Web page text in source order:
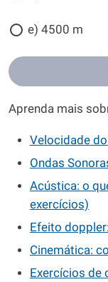
e) 4500 m
Aprenda mais
Velocidade
Ondas
Acústica: o
exercícios)
Efeito
Cinemática:
Exercícios de